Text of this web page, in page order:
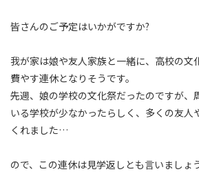
皆さんのご予定はいかがですか?
我が家は娘や友人家族と一緒に、高校の文
費やす連休となりそうです。
先週、娘の学校の文化祭だったのですが、
いる学校が少なかったらしく、多くの友人
くれました…
ので、この連休は見学返しとも言いましょ